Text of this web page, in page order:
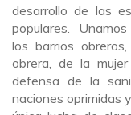
desarrollo de las
populares.
los barrios
obrera, de la
defensa de la
naciones oprimidas